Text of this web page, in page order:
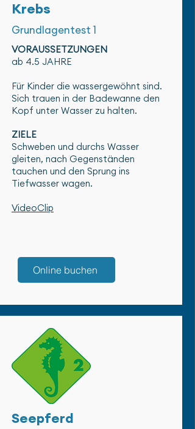
Krebs
Grundlagentest 1
VORAUSSETZUNGEN
ab 4.5 JAHRE
Für Kinder die wassergewöhnt sind.
Sich trauen in der Badewanne den
Kopf unter Wasser zu halten.
ZIELE
Schweben und durchs Wasser
gleiten, nach Gegenständen
tauchen und den Sprung ins
Tiefwasser wagen.
VideoClip
Seepferd
Online buchen